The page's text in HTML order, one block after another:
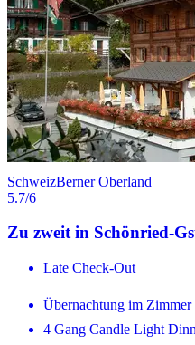
SchweizBerner Oberland
5.7/6
Zu zweit in Schönried-
Late Check-Out
Übernachtung im Zimmer
4 Gang Candle Light